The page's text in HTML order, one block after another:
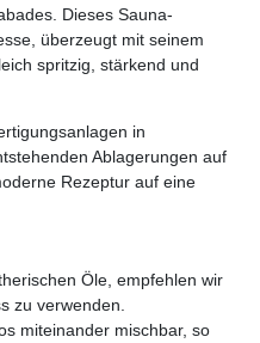
Dieses Sauna-
überzeugt mit seinem
spritzig, stärkend und
in
Ablagerungen auf
Rezeptur auf eine
Öle, empfehlen wir
zu verwenden.
miteinander mischbar, so